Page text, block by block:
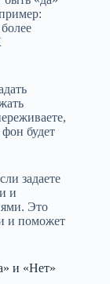
будет
задаете
и
Это
и поможет
и «Нет»